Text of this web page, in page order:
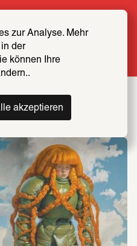
zur Analyse. Mehr
in der
können Ihre
akzeptieren
werden